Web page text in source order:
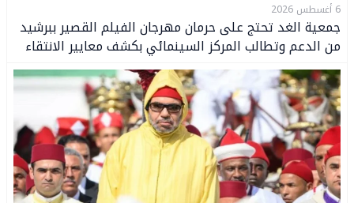
6 أغسطس 2026
جمعية الغد تحتج على حرمان مهرجان الفيلم القصير ببرشيد
من الدعم وتطالب المركز السينمائي بكشف معايير الانتقاء